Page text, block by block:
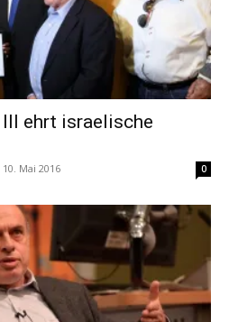
ehrt israelische
10. Mai 2016 0